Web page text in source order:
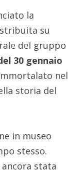
la
su
del gruppo
30 gennaio
nel
storia del
in museo
stesso.
ancora stata